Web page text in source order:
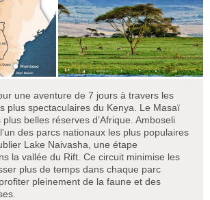
une aventure de 7 jours à travers les
plus spectaculaires du Kenya. Le Masaï
plus belles réserves d’Afrique. Amboseli
des parcs nationaux les plus populaires
Lake Naivasha, une étape
la vallée du Rift. Ce circuit minimise les
plus de temps dans chaque parc
pleinement de la faune et des